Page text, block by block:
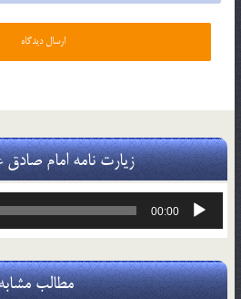
زیارت نامه امام صادق
پخش‌کننده
00:00
مطالب